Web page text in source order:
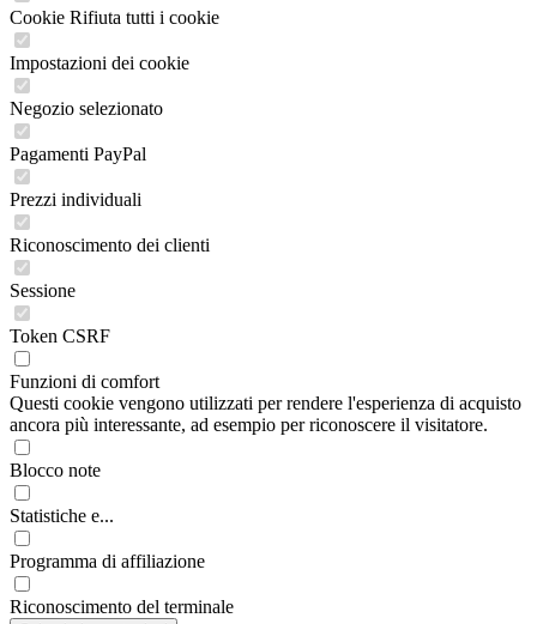
Cookie Rifiuta tutti i cookie
Impostazioni dei cookie
Negozio selezionato
Pagamenti PayPal
Prezzi individuali
Riconoscimento dei clienti
Sessione
Token CSRF
Funzioni di comfort
Questi cookie vengono utilizzati per rendere l'esperienza di acquisto
ancora più interessante, ad esempio per riconoscere il visitatore.
Blocco note
Statistiche e...
Programma di affiliazione
Riconoscimento del terminale